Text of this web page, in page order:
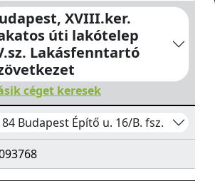
Lakatos úti lakótelep IV.sz.
XVIII.ker.
úti lakótelep
Lakásfenntartó
céget keresek
Budapest Építő u. 16/B. fsz.